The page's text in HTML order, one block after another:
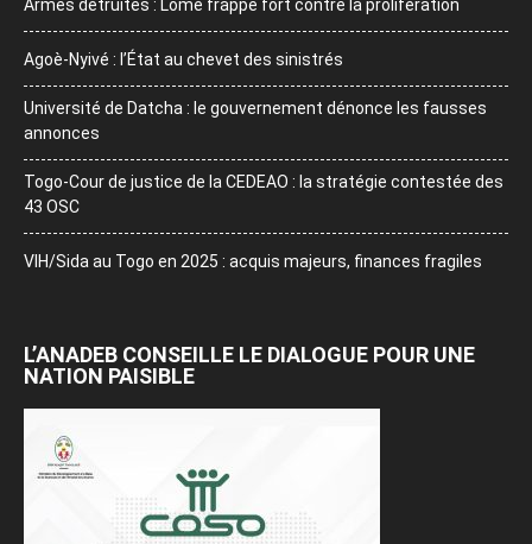
Armes détruites : Lomé frappe fort contre la prolifération
Agoè-Nyivé : l’État au chevet des sinistrés
Université de Datcha : le gouvernement dénonce les fausses
annonces
Togo-Cour de justice de la CEDEAO : la stratégie contestée des
43 OSC
VIH/Sida au Togo en 2025 : acquis majeurs, finances fragiles
L’ANADEB CONSEILLE LE DIALOGUE POUR UNE
NATION PAISIBLE